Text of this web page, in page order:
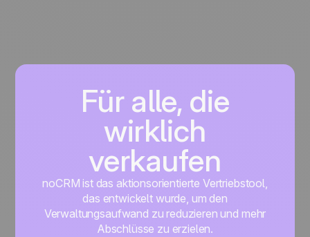
Für alle, die
wirklich
verkaufen
noCRM ist das aktionsorientierte Vertriebstool,
das entwickelt wurde, um den
Verwaltungsaufwand zu reduzieren und mehr
Abschlüsse zu erzielen.